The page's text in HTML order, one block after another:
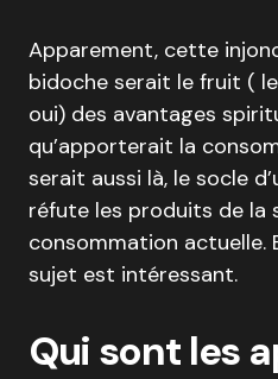
Apparement, cette
bidoche serait le fruit (
oui) des avantages
qu’apporterait la
serait aussi là, le socle
réfute les produits de la
consommation actuelle.
sujet est intéressant.
Qui sont les